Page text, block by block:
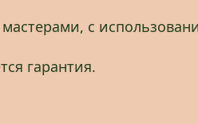
с
гарантия.